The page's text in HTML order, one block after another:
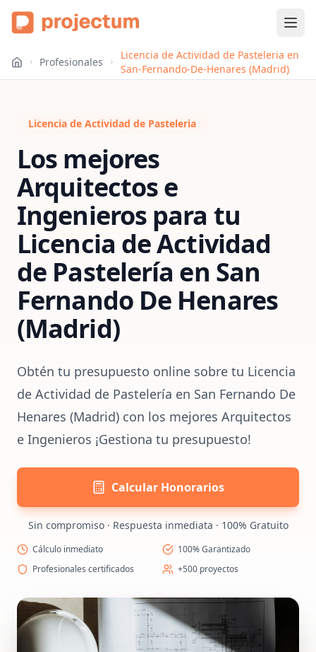
Profesionales
Licencia de Actividad de Pasteleria en
San-Fernando-De-Henares (Madrid)
Licencia de Actividad de Pasteleria
Los mejores
Arquitectos e
Ingenieros para tu
Licencia de Actividad
de Pastelería en San
Fernando De Henares
(Madrid)
Obtén tu presupuesto online sobre tu Licencia
de Actividad de Pastelería en San Fernando De
Henares (Madrid) con los mejores Arquitectos
e Ingenieros ¡Gestiona tu presupuesto!
Calcular Honorarios
Sin compromiso · Respuesta inmediata · 100% Gratuito
Cálculo inmediato
100% Garantizado
Profesionales certificados
+500 proyectos